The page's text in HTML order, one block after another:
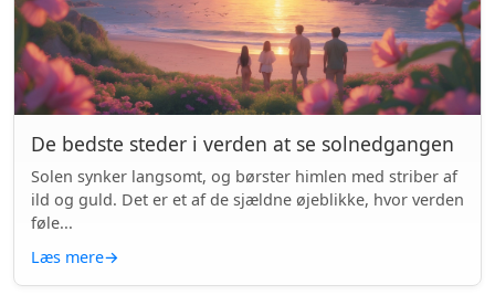
De bedste steder i verden at se solnedgangen
Solen synker langsomt, og børster himlen med striber af
ild og guld. Det er et af de sjældne øjeblikke, hvor verden
føle...
Læs mere→